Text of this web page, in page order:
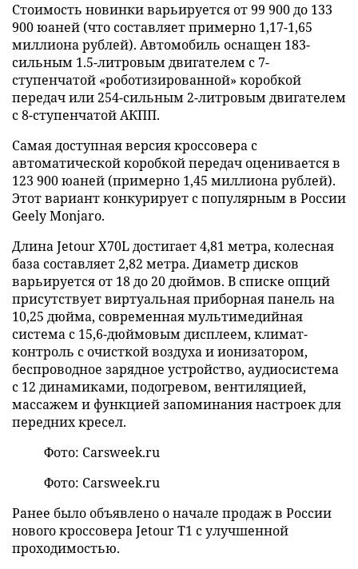
Стоимость новинки варьируется от 99 900 до 133
900 юаней (что составляет примерно 1,17-1,65
миллиона рублей). Автомобиль оснащен 183-
сильным 1.5-литровым двигателем с 7-
ступенчатой «роботизированной» коробкой
передач или 254-сильным 2-литровым двигателем
с 8-ступенчатой АКПП.
Самая доступная версия кроссовера с
автоматической коробкой передач оценивается в
123 900 юаней (примерно 1,45 миллиона рублей).
Этот вариант конкурирует с популярным в России
Geely Monjaro.
Длина Jetour X70L достигает 4,81 метра, колесная
база составляет 2,82 метра. Диаметр дисков
варьируется от 18 до 20 дюймов. В списке опций
присутствует виртуальная приборная панель на
10,25 дюйма, современная мультимедийная
система с 15,6-дюймовым дисплеем, климат-
контроль с очисткой воздуха и ионизатором,
беспроводное зарядное устройство, аудиосистема
с 12 динамиками, подогревом, вентиляцией,
массажем и функцией запоминания настроек для
передних кресел.
Фото: Carsweek.ru
Фото: Carsweek.ru
Ранее было объявлено о начале продаж в России
нового кроссовера Jetour T1 с улучшенной
проходимостью.